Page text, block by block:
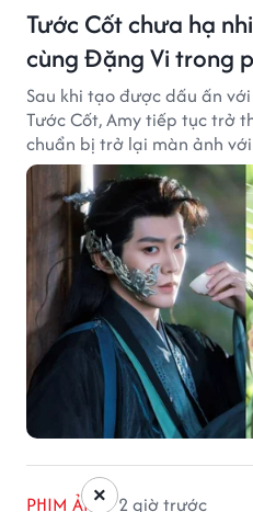
Tước Cốt chưa hạ
cùng Đặng Vi trong
Sau khi tạo được dấu ấn
Tước Cốt, Amy tiếp tục trở
chuẩn bị trở lại màn ảnh
Phổ.
PHIM ẢNH 2 giờ trước
×